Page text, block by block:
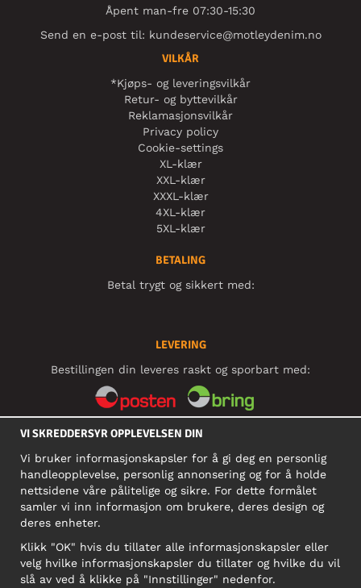
Åpent man-fre 07:30-15:30
Send en e-post til: kundeservice@motleydenim.no
VILKÅR
*Kjøps- og leveringsvilkår
Retur- og byttevilkår
Reklamasjonsvilkår
Privacy policy
Cookie-settings
XL-klær
XXL-klær
XXXL-klær
4XL-klær
5XL-klær
BETALING
Betal trygt og sikkert med:
LEVERING
Bestillingen din leveres raskt og sporbart med:
SOSIALE MEDIER
BEDRIFT
911 891 581 MVA
NB! Ikke bruk denne adressen til å sende produkter i retur!
VI SKREDDERSYR OPPLEVELSEN DIN
Vi bruker informasjonskapsler for å gi deg en personlig
handleopplevelse, personlig annonsering og for å holde
nettsidene våre pålitelige og sikre. For dette formålet
samler vi inn informasjon om brukere, deres design og
deres enheter.
Klikk "OK" hvis du tillater alle informasjonskapsler eller
velg hvilke informasjonskapsler du tillater og hvilke du vil
slå av ved å klikke på "Innstillinger" nedenfor.